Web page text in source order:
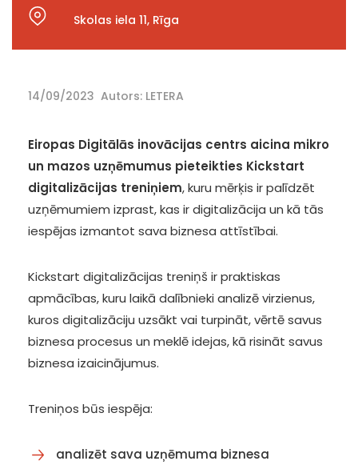
Skolas iela 11, Rīga
14/09/2023 Autors: LETERA
Eiropas Digitālās inovācijas centrs aicina mikro
un mazos uzņēmumus pieteikties Kickstart
digitalizācijas treniņiem, kuru mērķis ir palīdzēt
uzņēmumiem izprast, kas ir digitalizācija un kā tās
iespējas izmantot sava biznesa attīstībai.
Kickstart digitalizācijas treniņš ir praktiskas
apmācības, kuru laikā dalībnieki analizē virzienus,
kuros digitalizāciju uzsākt vai turpināt, vērtē savus
biznesa procesus un meklē idejas, kā risināt savus
biznesa izaicinājumus.
Treniņos būs iespēja:
analizēt sava uzņēmuma biznesa